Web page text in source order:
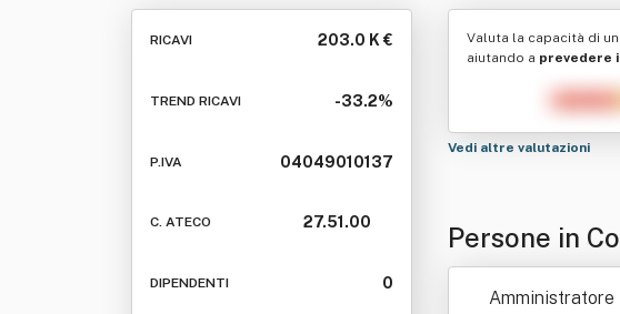
Semplificata
RICAVI 203.0 K €
TREND RICAVI -33.2%
P.IVA 04049010137
C. ATECO 27.51.00
DIPENDENTI 0
Valuta la capacità di
aiutando a prevedere
Vedi altre valutazioni
Persone in
ata
Amministratore